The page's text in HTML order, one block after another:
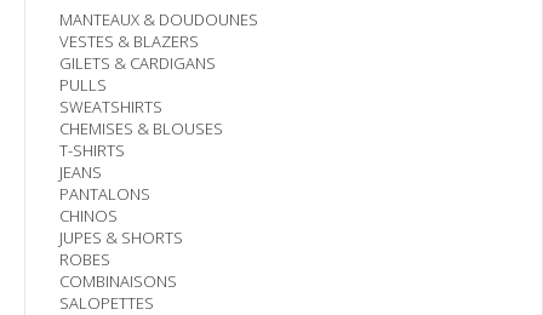
MANTEAUX & DOUDOUNES
VESTES & BLAZERS
GILETS & CARDIGANS
PULLS
SWEATSHIRTS
CHEMISES & BLOUSES
T-SHIRTS
JEANS
PANTALONS
CHINOS
JUPES & SHORTS
ROBES
COMBINAISONS
SALOPETTES